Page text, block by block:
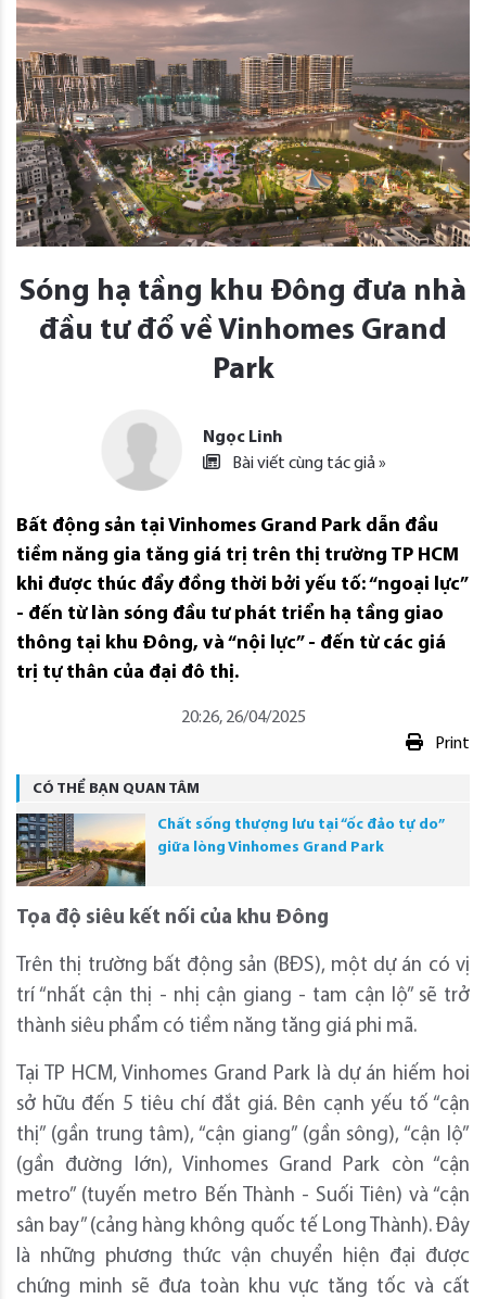
Sóng hạ tầng khu Đông đưa nhà
đầu tư đổ về Vinhomes Grand
Park
Ngọc Linh
Bài viết cùng tác giả »
Bất động sản tại Vinhomes Grand Park dẫn đầu
tiềm năng gia tăng giá trị trên thị trường TP HCM
khi được thúc đẩy đồng thời bởi yếu tố: “ngoại lực”
- đến từ làn sóng đầu tư phát triển hạ tầng giao
thông tại khu Đông, và “nội lực” - đến từ các giá
trị tự thân của đại đô thị.
20:26, 26/04/2025
Print
CÓ THỂ BẠN QUAN TÂM
Chất sống thượng lưu tại “ốc đảo tự do”
giữa lòng Vinhomes Grand Park
Tọa độ siêu kết nối của khu Đông
Trên thị trường bất động sản (BĐS), một dự án có vị
trí “nhất cận thị - nhị cận giang - tam cận lộ” sẽ trở
thành siêu phẩm có tiềm năng tăng giá phi mã.
Tại TP HCM, Vinhomes Grand Park là dự án hiếm hoi
sở hữu đến 5 tiêu chí đắt giá. Bên cạnh yếu tố “cận
thị” (gần trung tâm), “cận giang” (gần sông), “cận lộ”
(gần đường lớn), Vinhomes Grand Park còn “cận
metro” (tuyến metro Bến Thành - Suối Tiên) và “cận
sân bay” (cảng hàng không quốc tế Long Thành). Đây
là những phương thức vận chuyển hiện đại được
chứng minh sẽ đưa toàn khu vực tăng tốc và cất